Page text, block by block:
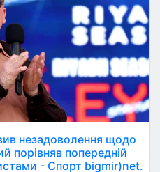
незадоволення щодо
порівняв попередній
- Спорт bigmir)net.